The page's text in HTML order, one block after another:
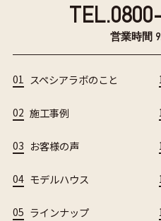
TEL.
営業時間
01 スペシアラボのこと
02 施工事例
03 お客様の声
04 モデルハウス
05 ラインナップ